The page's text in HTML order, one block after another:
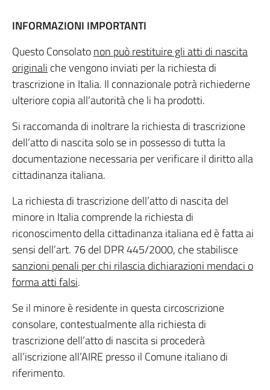
INFORMAZIONI IMPORTANTI
Questo Consolatonon può restituire gli atti di nascita
originali che vengono inviati per la richiesta di
trascrizione in Italia. Il connazionale potrà richiederne
ulteriore copia all’autorità che li ha prodotti.
Si raccomanda di inoltrare la richiesta di trascrizione
dell’atto di nascita solo se in possesso di tutta la
documentazione necessaria per verificare il diritto alla
cittadinanza italiana.
La richiesta di trascrizione dell’atto di nascita del
minore in Italia comprende la richiesta di
riconoscimento della cittadinanza italiana ed è fatta ai
sensi dell’art. 76 del DPR 445/2000, che stabilisce
sanzioni penali per chi rilascia dichiarazioni mendaci o
forma atti falsi.
Se il minore è residente in questa circoscrizione
consolare, contestualmente alla richiesta di
trascrizione dell’atto di nascita si procederà
all’iscrizione all’AIRE presso il Comune italiano di
riferimento.